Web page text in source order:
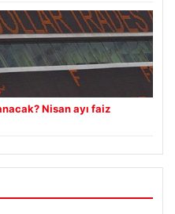
Nisan ayı faiz